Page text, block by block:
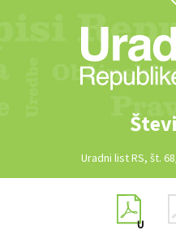
Uradni list RS, št.